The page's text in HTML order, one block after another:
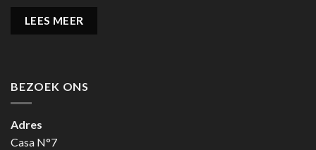
LEES MEER
BEZOEK ONS
Adres
Casa N°7